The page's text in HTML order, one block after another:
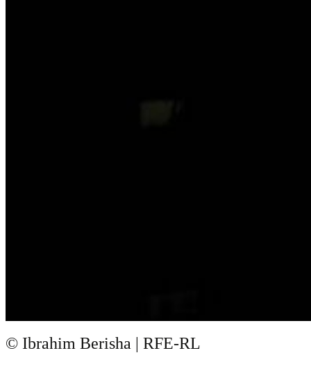
© Ibrahim Berisha | RFE-RL